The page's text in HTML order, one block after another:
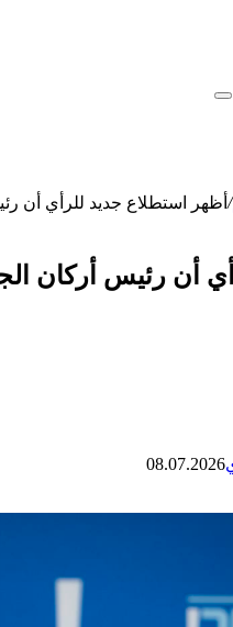
بحث
/ أظهر استطلاع جديد للرأي أن
أن رئيس أركان
08.07.2026